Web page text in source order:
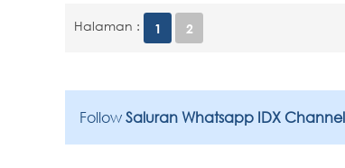
Halaman : 1 2
Follow Saluran Whatsapp IDX Channel